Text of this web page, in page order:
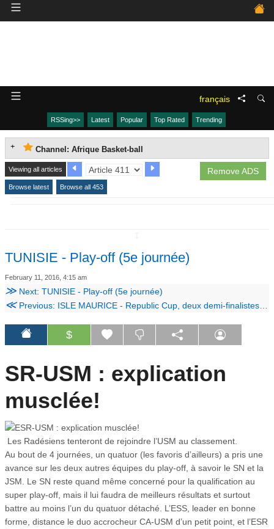
français
RSSing>> Latest Popular Top Rated Trending
Channel: Afrique Basket-ball
Remove ADS
Viewing all articles
Browse latest Browse all 453
TUNISIE - Play-off (5e journée)
February 11, 2016, 4:15 am
≫ Next: TUNISIE - Play-off (5e journée)
≪Previous: ISLE MAURICE - Republic Cup, deux demi-finalistes déjà connus
$
SR-USM : explication
musclée!
Les Radésiens tenteront de rejoindre l’USM au classement.
Au bout de 4 journées, un quatuor (les favoris d’ailleurs) a pris une
avance sur les deux autres équipes du play-off, à savoir le SN et la
JSM. Le SN reste quand même concerné pour la qualification au
super play-off, mais il lui faudra de meilleurs résultats et surtout
battre au moins l’un du quatuor détaché. L’ESS, leader en bonne
forme, distance le duo accrocheur CA-USM d’un petit point, et l’ESR